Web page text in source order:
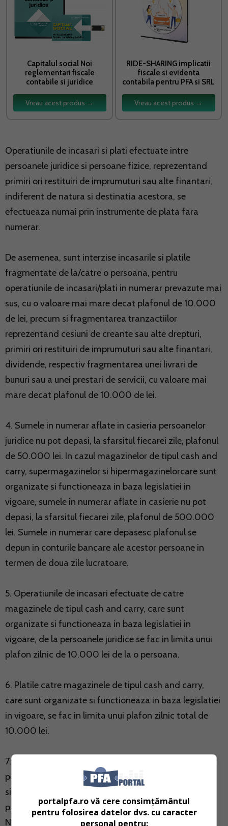
Capitalul social Noi
reglementari fiscale
contabile si juridice
Vreau acest produs →
RIDE-SHARING implicatii
fiscale si evidenta
contabila pentru PFA si SRL
Vreau acest produs →
Operatiunile de incasari si plati efectuate intre
persoanele juridice si persoane fizice, reprezentand
primiri ori restituiri de imprumuturi sau alte finantari,
indiferent de natura si destinatia acestora, se
efectueaza numai prin instrumente de plata fara
numerar.
De asemenea, sunt interzise incasarile si platile
fragmentate de la/catre o persoana, pentru
operatiunile de incasari/plati in numerar prevazute mai
sus, cu o valoare mai mare decat plafonul de 10.000
de lei, precum si fragmentarea tranzactiilor
reprezentand cesiuni de creante sau alte drepturi,
primiri ori restituiri de imprumuturi sau alte finantari,
dividende, respectiv fragmentarea unei livrari de
bunuri sau a unei prestari de servicii, cu valoare mai
mare decat plafonul de 10.000 de lei.
4. Sumele in numerar aflate in casieria persoanelor
juridice nu pot depasi, la sfarsitul fiecarei zile, plafonul
de 50.000 lei. In cazul magazinelor de tipul cash and
carry, supermagazinelor si hipermagazinelorcare sunt
organizate si functioneaza in baza legislatiei in
vigoare, sumele in numerar aflate in casierie nu pot
depasi, la sfarsitul fiecarei zile, plafonul de 500.000
lei. Sumele in numerar care depasesc plafonul se
depun in conturile bancare ale acestor persoane in
termen de doua zile lucratoare.
5. Operatiunile de incasari efectuate de catre
magazinele de tipul cash and carry, care sunt
organizate si functioneaza in baza legislatiei in
vigoare, de la persoanele juridice se fac in limita unui
plafon zilnic de 10.000 lei de la o persoana.
6. Platile catre magazinele de tipul cash and carry,
care sunt organizate si functioneaza in baza legislatiei
in vigoare, se fac in limita unui plafon zilnic total de
10.000 lei.
7. Operatiunile de incasari si plati in numerar intre
persoanele fizice, altele decat operatiunile de incasari
si plati realizate prin intermediul institutiilor care
presteaza servicii de plata autorizate de Banca
Nationala a Romaniei sau autorizate in alt stat
portalpfa.ro vă cere consimțământul
pentru folosirea datelor dvs. cu caracter
personal pentru: